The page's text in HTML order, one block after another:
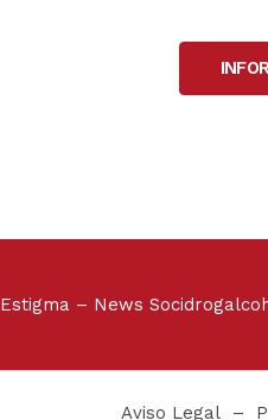
Estigma – News
Aviso Legal –